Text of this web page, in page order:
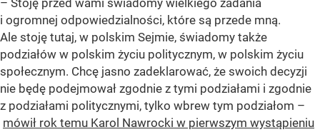
– Stoję przed wami świadomy wielkiego zadania
i ogromnej odpowiedzialności, które są przede mną.
Ale stoję tutaj, w polskim Sejmie, świadomy także
podziałów w polskim życiu politycznym, w polskim życiu
społecznym. Chcę jasno zadeklarować, że swoich decyzji
nie będę podejmował zgodnie z tymi podziałami i zgodnie
z podziałami politycznymi, tylko wbrew tym podziałom –
mówił rok temu Karol Nawrocki w pierwszym wystąpieniu